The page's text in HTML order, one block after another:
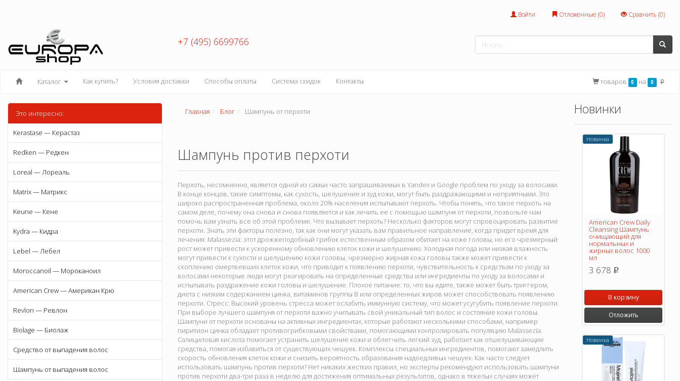
Войти Отложенные (0) Сравнить (0)
+7 (495) 6699766
Каталог Как купить? Условия доставки Способы оплаты Система скидок Контакты товаров 0 на 0 p
Это интересно:
Kerastase — Керастаз
Redken — Редкен
Loreal — Лореаль
Matrix — Матрикс
Keune — Кене
Kydra — Кидра
Lebel — Лебел
Moroccanoil — Мороканоил
American Crew — Американ Крю
Revlon — Ревлон
Biolage — Биолаж
Средство от выпадения волос
Шампунь от выпадения волос
Главная Блог Шампунь от перхоти
Шампунь против перхоти
Перхоть, несомненно, является одной из самых часто запрашиваемых в Yandex и Google проблем по уходу за волосами.
В конце концов, такие симптомы, как сухость, шелушение и зуд кожи, могут быть раздражающими и неприятными. Это
широко распространенная проблема, около 20% населения испытывают перхоть. Чтобы понять, что такое перхоть на
самом деле, почему она снова и снова появляется и как лечить ее с помощью шампуня от перхоти, позвольте нам
помочь вам узнать все об этой проблеме. Что вызывает перхоть? Несколько факторов могут спровоцировать развитие
перхоти. Знать эти факторы полезно, так как они могут указать вам правильное направление, когда придет время для
лечения: Malassezia: этот дрожжеподобный грибок естественным образом обитает на коже головы, но его чрезмерный
рост может привести к ускоренному обновлению клеток кожи и шелушению. Холодная погода или низкая влажность
могут привести к сухости и шелушению кожи головы, чрезмерно жирная кожа головы также может привести к
скоплению омертвевших клеток кожи, что приводит к появлению перхоти, чувствительность к средствам по уходу за
волосами некоторые люди могут реагировать на определенные средства или ингредиенты по уходу за волосами и
испытывать раздражение кожи головы и шелушение. Плохое питание: то, что вы едите, также может быть триггером,
диета с низким содержанием цинка, витаминов группы В или определенных жиров может способствовать появлению
перхоти. Стресс: Высокий уровень стресса может ослабить иммунную систему, что может усугубить появление перхоти.
При выборе лучшего шампуня от перхоти важно учитывать свой уникальный тип волос и состояние кожи головы.
Шампуни от перхоти основаны на активных ингредиентах, которые работают несколькими способами, например
пиритион цинка обладает противогрибковыми свойствами, помогающими контролировать популяцию Malassezia.
Салициловая кислота помогает устранить шелушение кожи и облегчить легкий зуд, работает как отшелушивающие
средства, помогая избавиться от существующих чешуек. Комплексы специальных ингредиентов, помогают замедлить
скорость обновления клеток кожи и снизить вероятность образования надоедливых чешуек. Как часто следует
использовать шампунь против перхоти? Нет никаких жестких правил, но эксперты рекомендуют использовать шампуни
против перхоти два-три раза в неделю для достижения оптимальных результатов, однако в тяжелых случаях может
Новинки
Новинка
American Crew Daily
Cleansing Шампунь
очищающий для
нормальных и
жирных волос 1000
мл
3 678 p
В корзину
Отложить
Новинка